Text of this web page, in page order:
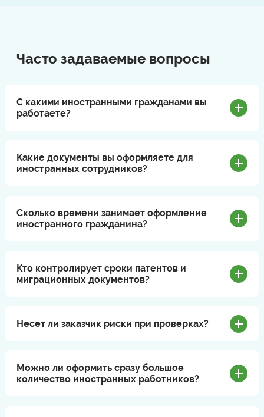
Часто задаваемые вопросы
С какими иностранными гражданами вы
работаете?
Какие документы вы оформляете для
иностранных сотрудников?
Сколько времени занимает оформление
иностранного гражданина?
Кто контролирует сроки патентов и
миграционных документов?
Несет ли заказчик риски при проверках?
Можно ли оформить сразу большое
количество иностранных работников?